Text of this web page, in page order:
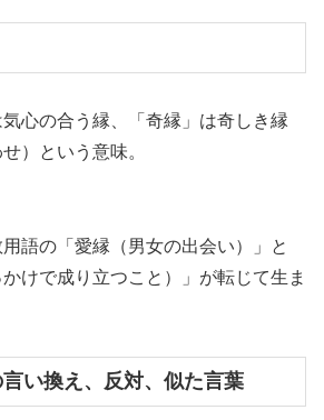
気心の合う縁、「奇縁」は奇しき縁
）という意味。
用語の「愛縁（男女の出会い）」と
かけで成り立つこと）」が転じて生ま
言い換え、反対、似た言葉